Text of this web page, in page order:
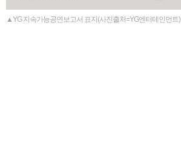
▲YG 지속가능공연보고서 표지(사진출처=YG엔터테인먼트)